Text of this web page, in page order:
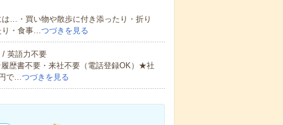
…・買い物や散歩に付き添ったり・折り
り・食事…つづきを見る
英語力不要
歴書不要・来社不要（電話登録OK）★社
で…つづきを見る